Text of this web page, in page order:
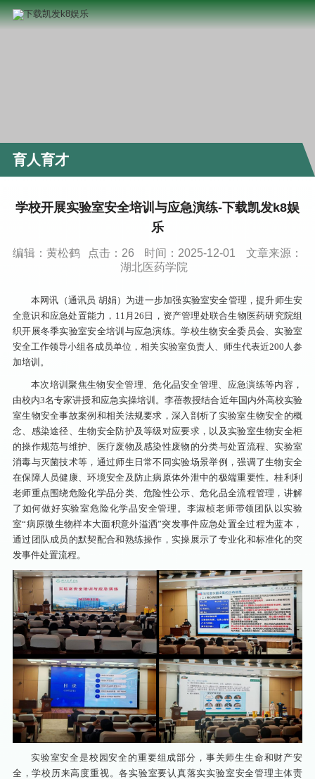
育人育才
学校开展实验室安全培训与应急演练-下载凯发k8娱
乐
编辑：黄松鹤 点击： 26 时间：2025-12-01
文章来源：
湖北医药学院
本网讯（通讯员 胡娟）为进一步加强实验室安全管理，提升师生安
全意识和应急处置能力，11月26日，资产管理处联合生物医药研究院组
织开展冬季实验室安全培训与应急演练。学校生物安全委员会、实验室
安全工作领导小组各成员单位，相关实验室负责人、师生代表近200人参
加培训。
本次培训聚焦生物安全管理、危化品安全管理、应急演练等内容，
由校内3名专家讲授和应急实操培训。李蓓教授结合近年国内外高校实验
室生物安全事故案例和相关法规要求，深入剖析了实验室生物安全的概
念、感染途径、生物安全防护及等级对应要求，以及实验室生物安全柜
的操作规范与维护、医疗废物及感染性废物的分类与处置流程、实验室
消毒与灭菌技术等，通过师生日常不同实验场景举例，强调了生物安全
在保障人员健康、环境安全及防止病原体外泄中的极端重要性。桂利利
老师重点围绕危险化学品分类、危险性公示、危化品全流程管理，讲解
了如何做好实验室危险化学品安全管理。李淑桢老师带领团队以实验
室“病原微生物样本大面积意外溢洒”突发事件应急处置全过程为蓝本，
通过团队成员的默契配合和熟练操作，实操展示了专业化和标准化的突
发事件处置流程。
实验室安全是校园安全的重要组成部分，事关师生生命和财产安
全，学校历来高度重视。各实验室要认真落实实验室安全管理主体责